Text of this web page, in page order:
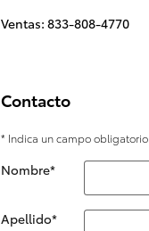
Ventas: 833-808-4770
Contacto
* Indica un campo obligatorio
Nombre*
Apellido*